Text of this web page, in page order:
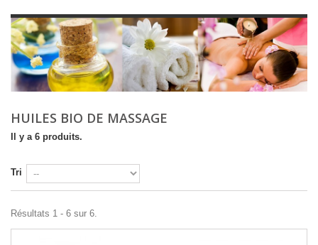
HUILES BIO DE MASSAGE
Il y a 6 produits.
Tri
Résultats 1 - 6 sur 6.